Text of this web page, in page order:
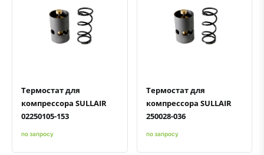
Быстрый просмотрДобавить к сравнению
Добавить в избранное
Термостат для
компрессора SULLAIR
02250105-153
по запросу
Быстрый просмотрДобавить к сравнению
Добавить в избранное
Термостат для
компрессора SULLAIR
250028-036
по запросу